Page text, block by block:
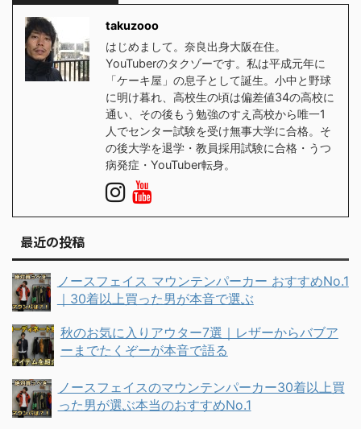
takuzooo
はじめまして。奈良出身大阪在住。
YouTuberのタクゾーです。私は平成元年に
「ケーキ屋」の息子として誕生。小中と野球
に明け暮れ、高校生の頃は偏差値34の高校に
通い、その後もう勉強のすえ高校から唯一1
人でセンター試験を受け無事大学に合格。そ
の後大学を退学・教員採用試験に合格・うつ
病発症・YouTuber転身。
最近の投稿
ノースフェイス マウンテンパーカー おすすめNo.1
｜30着以上買った男が本音で選ぶ
秋のお気に入りアウター7選｜レザーからバブア
ーまでたくぞーが本音で語る
ノースフェイスのマウンテンパーカー30着以上買
った男が選ぶ本当のおすすめNo.1